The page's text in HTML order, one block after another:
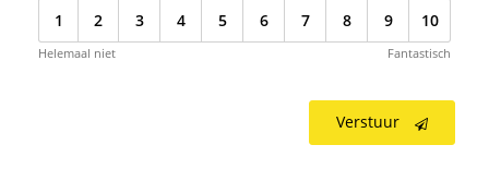
1 2 3 4 5 6 7 8 9 10
Helemaal niet Fantastisch
Verstuur